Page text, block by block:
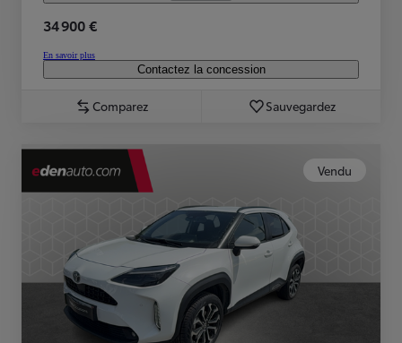
34 900 €
En savoir plus
Contactez la concession
Comparez Sauvegardez
Vendu